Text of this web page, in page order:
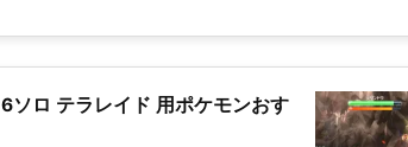
ソロ テラレイド 用ポケモンおす